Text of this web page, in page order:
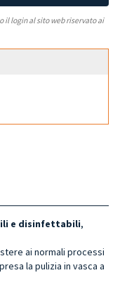
il login al sito web riservato ai
e disinfettabili,
ai normali processi
la pulizia in vasca a